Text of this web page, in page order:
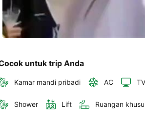
untuk trip Anda
Kamar mandi pribadi AC
Shower Lift Ruangan